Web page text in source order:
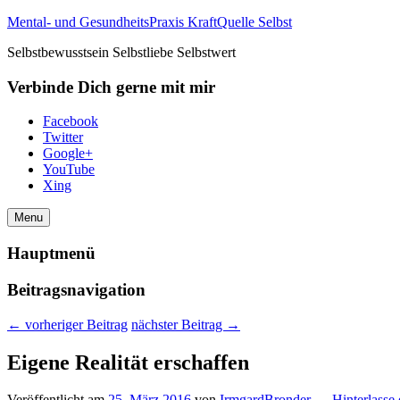
Mental- und GesundheitsPraxis KraftQuelle Selbst
Selbstbewusstsein Selbstliebe Selbstwert
Verbinde Dich gerne mit mir
Facebook
Twitter
Google+
YouTube
Xing
Menu
Hauptmenü
Beitragsnavigation
← vorheriger Beitrag nächster Beitrag →
Eigene Realität erschaffen